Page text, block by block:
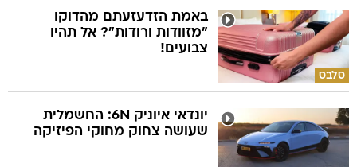
סלבס
באמת הזדעזעתם מהדוקו
"מזוודות ורודות"? אל תהיו
צבועים!
יונדאי איוניק 6N: החשמלית
שעושה צחוק מחוקי הפיזיקה